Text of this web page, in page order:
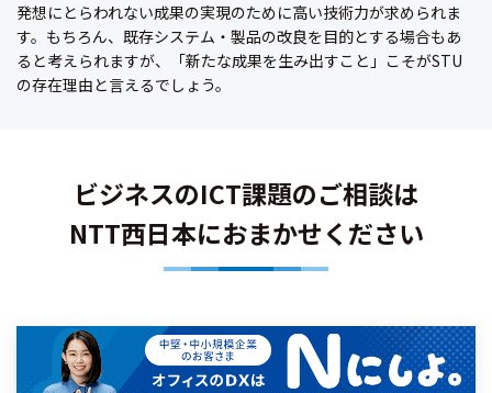
発想にとらわれない成果の実現のために高い技術力が求められま
す。もちろん、既存システム・製品の改良を目的とする場合もあ
ると考えられますが、「新たな成果を生み出すこと」こそがSTU
の存在理由と言えるでしょう。
ビジネスのICT課題のご相談は
NTT西日本におまかせください